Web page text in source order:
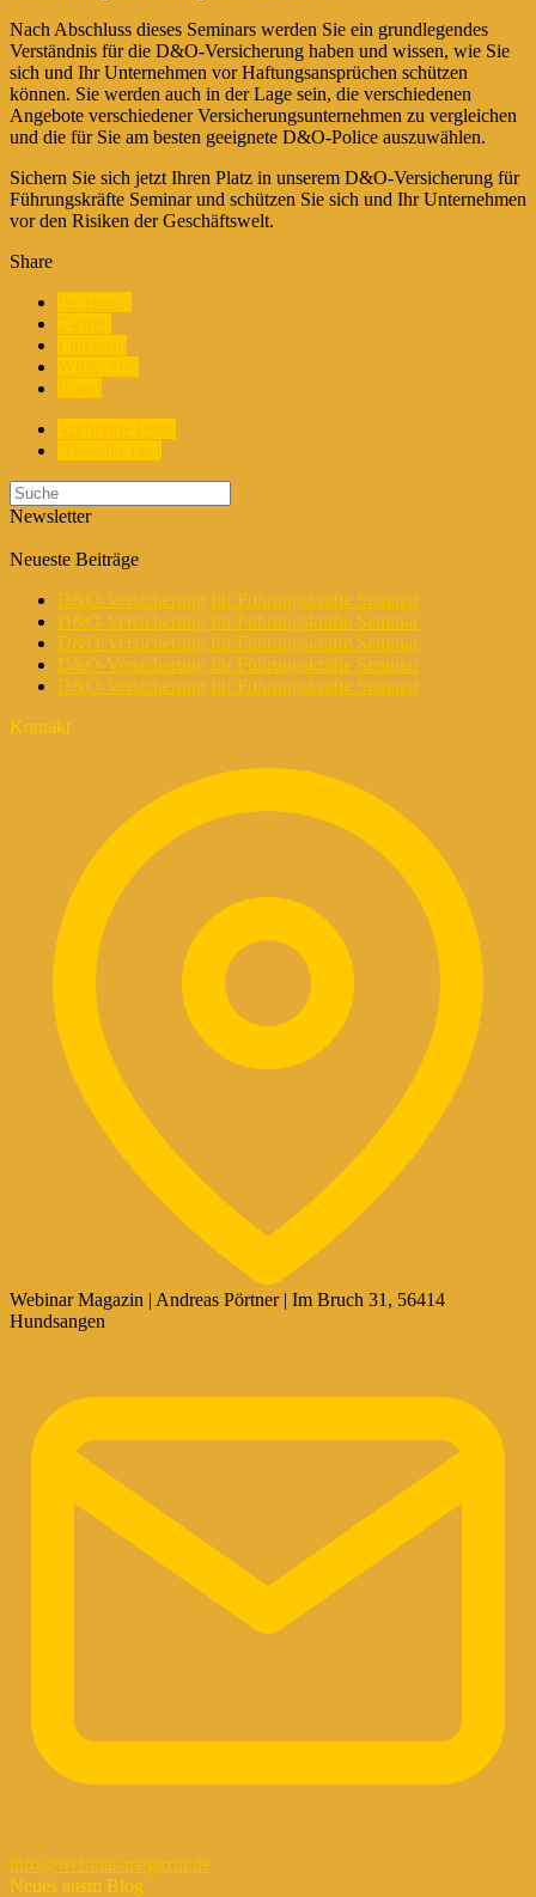
Nach Abschluss dieses Seminars werden Sie ein grundlegendes
Verständnis für die D&O-Versicherung haben und wissen, wie Sie
sich und Ihr Unternehmen vor Haftungsansprüchen schützen
können. Sie werden auch in der Lage sein, die verschiedenen
Angebote verschiedener Versicherungsunternehmen zu vergleichen
und die für Sie am besten geeignete D&O-Police auszuwählen.
Sichern Sie sich jetzt Ihren Platz in unserem D&O-Versicherung für
Führungskräfte Seminar und schützen Sie sich und Ihr Unternehmen
vor den Risiken der Geschäftswelt.
Share
Newsletter
Neueste Beiträge
D&O-Versicherung für Führungskräfte Seminar
D&O-Versicherung für Führungskräfte Seminar
D&O-Versicherung für Führungskräfte Seminar
D&O-Versicherung für Führungskräfte Seminar
D&O-Versicherung für Führungskräfte Seminar
Kontakt
Webinar Magazin | Andreas Pörtner | Im Bruch 31, 56414
Hundsangen
info@webinar-magazin.de
Neues ausm Blog